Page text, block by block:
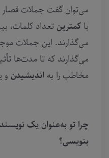
می‌توان گفت جملات
با کمترین تعداد کلمات،
می‌گذارند. این جملات
می‌گذارند که تا مدت‌ها
مخاطب را به اندیشیدن و
چرا تو به‌عنوان یک
بنویسی؟